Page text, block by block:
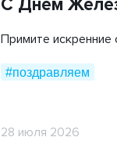
С Днем
Примите искренние
#поздравляем
28 июля 2026